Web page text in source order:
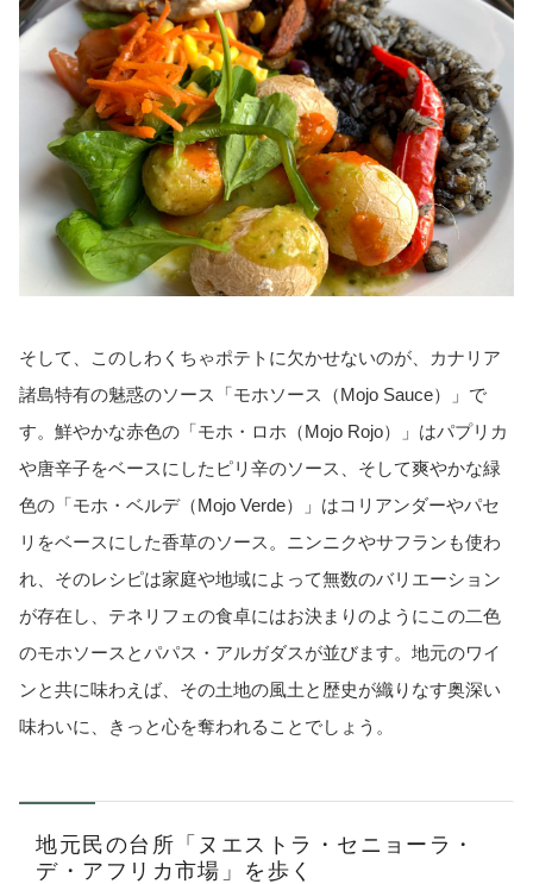
そして、このしわくちゃポテトに欠かせないのが、カナリア
諸島特有の魅惑のソース「モホソース（Mojo Sauce）」で
す。鮮やかな赤色の「モホ・ロホ（Mojo Rojo）」はパプリカ
や唐辛子をベースにしたピリ辛のソース、そして爽やかな緑
色の「モホ・ベルデ（Mojo Verde）」はコリアンダーやパセ
リをベースにした香草のソース。ニンニクやサフランも使わ
れ、そのレシピは家庭や地域によって無数のバリエーション
が存在し、テネリフェの食卓にはお決まりのようにこの二色
のモホソースとパパス・アルガダスが並びます。地元のワイ
ンと共に味わえば、その土地の風土と歴史が織りなす奥深い
味わいに、きっと心を奪われることでしょう。
地元民の台所「ヌエストラ・セニョーラ・
デ・アフリカ市場」を歩く